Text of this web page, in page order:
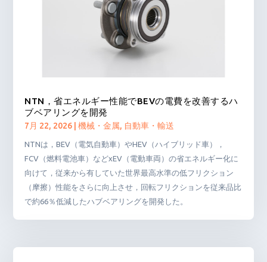
NTN，省エネルギー性能でBEVの電費を改善するハ
ブベアリングを開発
7月 22, 2026 |機械・金属, 自動車・輸送
NTNは，BEV（電気自動車）やHEV（ハイブリッド車），
FCV（燃料電池車）などxEV（電動車両）の省エネルギー化に
向けて，従来から有していた世界最高水準の低フリクション
（摩擦）性能をさらに向上させ，回転フリクションを従来品比
で約66％低減したハブベアリングを開発した。